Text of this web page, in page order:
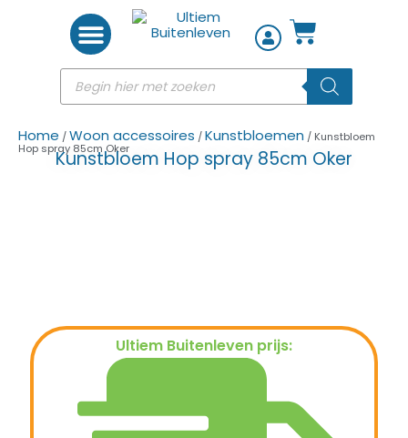
Home /Woon accessoires /Kunstbloemen / Kunstbloem
Hop spray 85cm Oker
Kunstbloem Hop spray 85cm Oker
Ultiem Buitenleven prijs: